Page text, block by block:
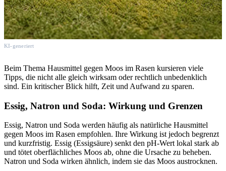
KI-generiert
Beim Thema Hausmittel gegen Moos im Rasen kursieren viele
Tipps, die nicht alle gleich wirksam oder rechtlich unbedenklich
sind. Ein kritischer Blick hilft, Zeit und Aufwand zu sparen.
Essig, Natron und Soda: Wirkung und Grenzen
Essig, Natron und Soda werden häufig als natürliche Hausmittel
gegen Moos im Rasen empfohlen. Ihre Wirkung ist jedoch begrenzt
und kurzfristig. Essig (Essigsäure) senkt den pH-Wert lokal stark ab
und tötet oberflächliches Moos ab, ohne die Ursache zu beheben.
Natron und Soda wirken ähnlich, indem sie das Moos austrocknen.